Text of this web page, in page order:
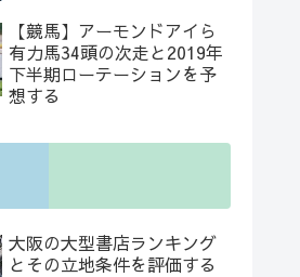
【競馬】アーモンドアイら
有力馬34頭の次走と2019年
下半期ローテーションを予
想する
大阪の大型書店ランキング
とその立地条件を評価する